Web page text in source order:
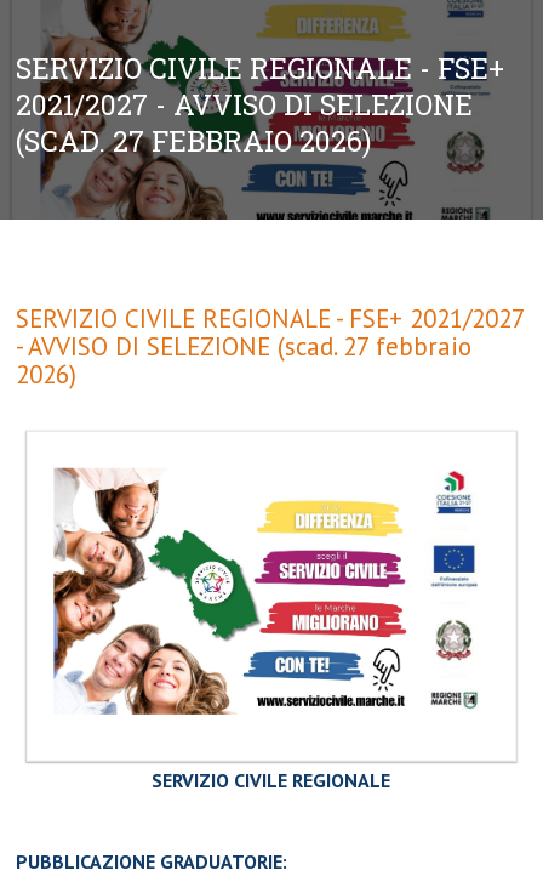
SERVIZIO CIVILE REGIONALE - FSE+
2021/2027 - AVVISO DI SELEZIONE
(SCAD. 27 FEBBRAIO 2026)
SERVIZIO CIVILE REGIONALE - FSE+ 2021/2027
- AVVISO DI SELEZIONE (scad. 27 febbraio
2026)
SERVIZIO CIVILE REGIONALE
PUBBLICAZIONE GRADUATORIE: